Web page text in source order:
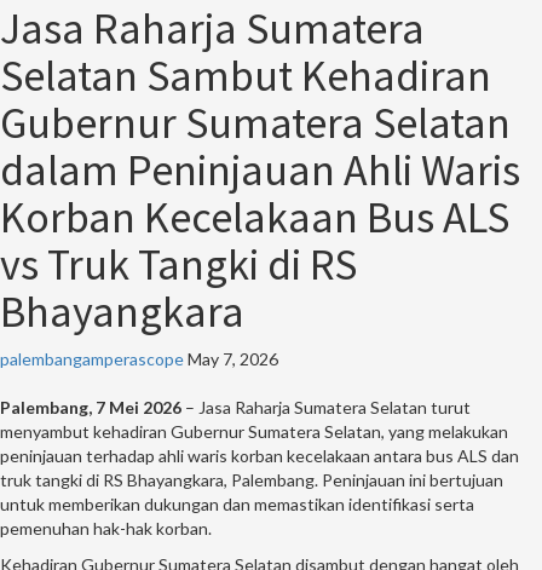
Jasa Raharja Sumatera
Selatan Sambut Kehadiran
Gubernur Sumatera Selatan
dalam Peninjauan Ahli Waris
Korban Kecelakaan Bus ALS
vs Truk Tangki di RS
Bhayangkara
palembangamperascopeMay 7, 2026
Palembang, 7 Mei 2026 – Jasa Raharja Sumatera Selatan turut
menyambut kehadiran Gubernur Sumatera Selatan, yang melakukan
peninjauan terhadap ahli waris korban kecelakaan antara bus ALS dan
truk tangki di RS Bhayangkara, Palembang. Peninjauan ini bertujuan
untuk memberikan dukungan dan memastikan identifikasi serta
pemenuhan hak-hak korban.
Kehadiran Gubernur Sumatera Selatan disambut dengan hangat oleh